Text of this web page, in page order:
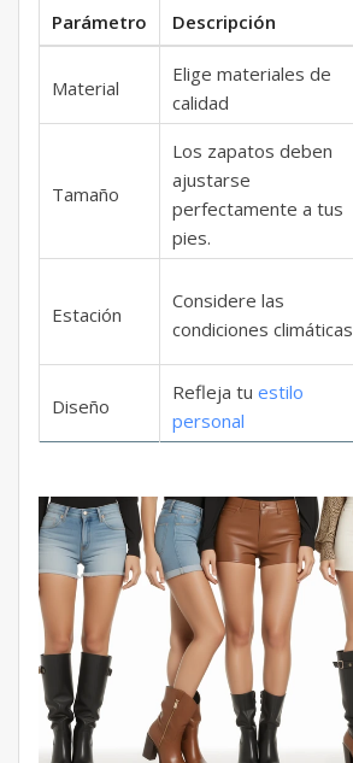
Parámetro Descripción
Material
Elige materiales de
calidad
Tamaño
Los zapatos deben
ajustarse
perfectamente a tus
pies.
Estación
Considere las
condiciones climáticas
Diseño
Refleja tu estilo
personal